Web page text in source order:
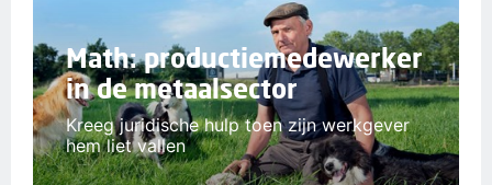
Math: productiemedewerker
in de metaalsector
Kreeg juridische hulp toen zijn werkgever
hem liet vallen